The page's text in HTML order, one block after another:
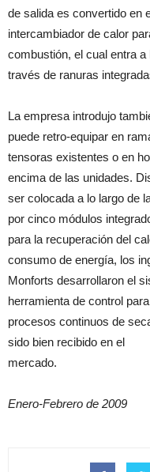
de salida es convertido en
intercambiador de calor
combustión, el cual entra a
través de ranuras
La empresa introdujo
puede retro-equipar en
tensoras existentes o en
encima de las unidades.
ser colocada a lo largo de
por cinco módulos
para la recuperación del
consumo de energía, los
Monforts desarrollaron el
herramienta de control
procesos continuos de
sido bien recibido en el
mercado.
Enero-Febrero de 2009